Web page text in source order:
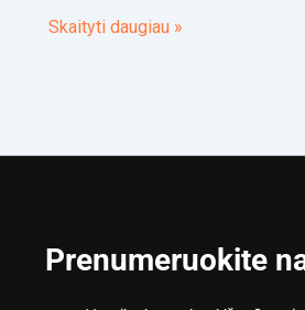
Skaityti daugiau »
Prenumeruokite